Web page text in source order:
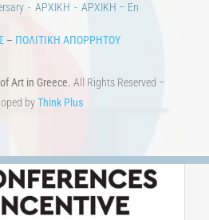
ΑΡΧΙΚΗ ΑΡΧΙΚΗ – En
– ΠΟΛΙΤΙΚΗ ΑΠΟΡΡΗΤΟΥ
Art in Greece. All Rights Reserved –
byThink Plus